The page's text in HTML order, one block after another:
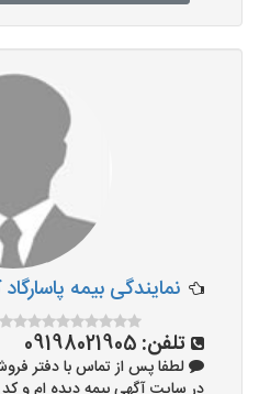
نمایندگی بیمه پاسارگاد کد
تلفن: 09198021905
لطفا پس از تماس با دفتر